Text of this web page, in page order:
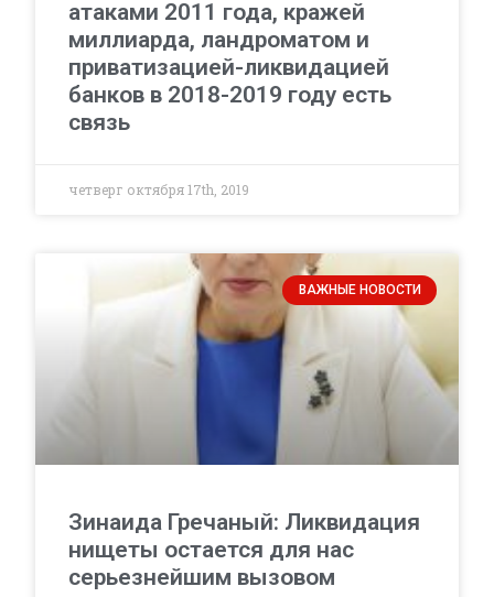
атаками 2011 года, кражей
миллиарда, ландроматом и
приватизацией-ликвидацией
банков в 2018-2019 году есть
связь
четверг октября 17th, 2019
ВАЖНЫЕ НОВОСТИ
Зинаида Гречаный: Ликвидация
нищеты остается для нас
серьезнейшим вызовом